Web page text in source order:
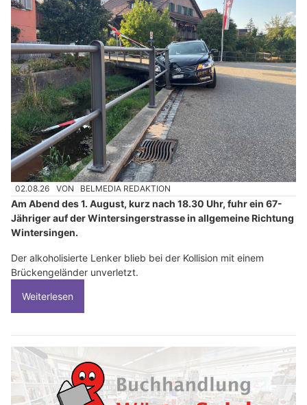
02.08.26 VON BELMEDIA REDAKTION
Am Abend des 1. August, kurz nach 18.30 Uhr, fuhr ein 67-
Jähriger auf der Wintersingerstrasse in allgemeine Richtung
Wintersingen.
Der alkoholisierte Lenker blieb bei der Kollision mit einem
Brückengeländer unverletzt.
Weiterlesen